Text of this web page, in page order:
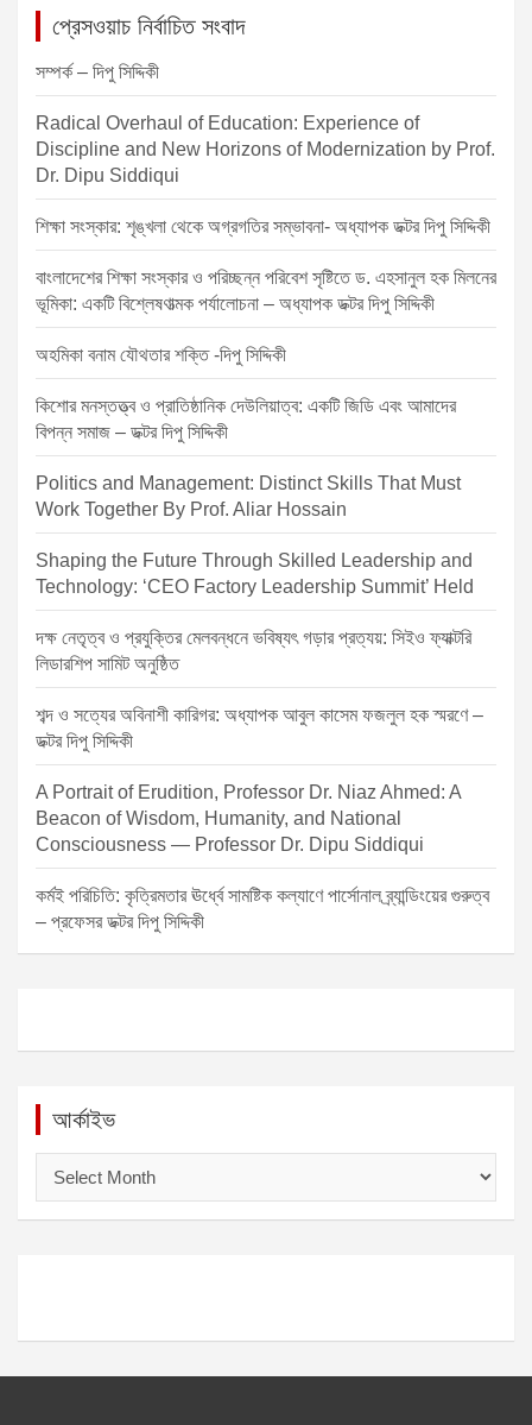
প্রেসওয়াচ নির্বাচিত সংবাদ
সম্পর্ক – দিপু সিদ্দিকী
Radical Overhaul of Education: Experience of
Discipline and New Horizons of Modernization by Prof.
Dr. Dipu Siddiqui
শিক্ষা সংস্কার: শৃঙ্খলা থেকে অগ্রগতির সম্ভাবনা- অধ্যাপক ডক্টর দিপু সিদ্দিকী
বাংলাদেশের শিক্ষা সংস্কার ও পরিচ্ছন্ন পরিবেশ সৃষ্টিতে ড. এহসানুল হক মিলনের
ভূমিকা: একটি বিশ্লেষণাত্মক পর্যালোচনা – অধ্যাপক ডক্টর দিপু সিদ্দিকী
অহমিকা বনাম যৌথতার শক্তি -দিপু সিদ্দিকী
কিশোর মনস্তত্ত্ব ও প্রাতিষ্ঠানিক দেউলিয়াত্ব: একটি জিডি এবং আমাদের
বিপন্ন সমাজ – ডক্টর দিপু সিদ্দিকী
Politics and Management: Distinct Skills That Must
Work Together By Prof. Aliar Hossain
Shaping the Future Through Skilled Leadership and
Technology: ‘CEO Factory Leadership Summit’ Held
দক্ষ নেতৃত্ব ও প্রযুক্তির মেলবন্ধনে ভবিষ্যৎ গড়ার প্রত্যয়: সিইও ফ্যাক্টরি
লিডারশিপ সামিট অনুষ্ঠিত
শব্দ ও সত্যের অবিনাশী কারিগর: অধ্যাপক আবুল কাসেম ফজলুল হক স্মরণে –
ডক্টর দিপু সিদ্দিকী
A Portrait of Erudition, Professor Dr. Niaz Ahmed: A
Beacon of Wisdom, Humanity, and National
Consciousness — Professor Dr. Dipu Siddiqui
কর্মই পরিচিতি: কৃত্রিমতার ঊর্ধ্বে সামষ্টিক কল্যাণে পার্সোনাল ব্র্যান্ডিংয়ের গুরুত্ব
– প্রফেসর ডক্টর দিপু সিদ্দিকী
আর্কাইভ
ই